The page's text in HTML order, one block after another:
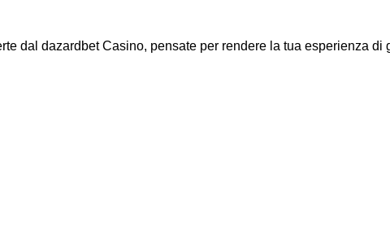
dal dazardbet Casino, pensate per rendere la tua esperienza di